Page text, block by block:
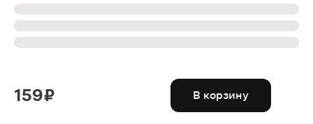
159 ₽ В корзину